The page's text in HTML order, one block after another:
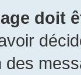
doit
des